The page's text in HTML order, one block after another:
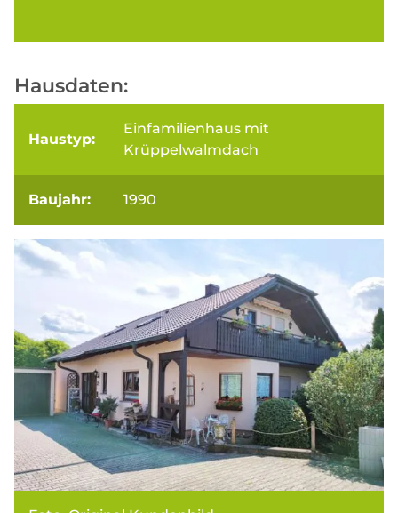
Hausdaten:
Haustyp:
Einfamilienhaus mit
Krüppelwalmdach
Baujahr: 1990